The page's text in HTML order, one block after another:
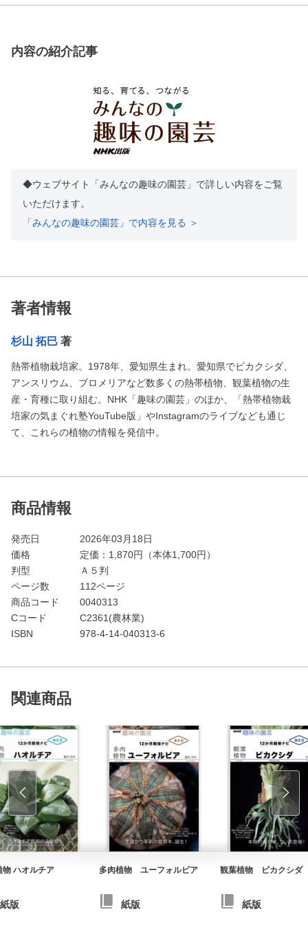
内容の紹介記事
◆ウェブサイト「みんなの趣味の園芸」で詳しい内容をご覧
いただけます。
「みんなの趣味の園芸」で内容を見る ＞
著者情報
杉山 拓巳 著
熱帯植物栽培家。1978年、愛知県生まれ。愛知県でビカクシダ、
アンスリウム、ブロメリアなど数多くの熱帯植物、観葉植物の生
産・育種に取り組む。NHK「趣味の園芸」のほか、「熱帯植物栽
培家の気まぐれ塾YouTube版」やInstagramのライブなども通じ
て、これらの植物の情報を発信中。
商品情報
発売日
2026年03月18日
価格
定価： 1,870円（本体1,700円）
判型
Ａ５判
ページ数
112ページ
商品コード
0040313
Cコード
C2361(農林業)
ISBN
978-4-14-040313-6
関連商品
物 ハオルチア
紙版
多肉植物 ユーフォルビア
紙版
観葉植物 ビカクシダ
紙版